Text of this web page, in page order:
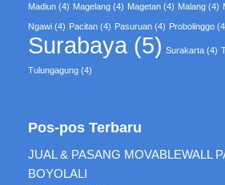
Madiun (4) Magelang (4) Magetan (4) Malang (4)
Ngawi (4) Pacitan (4) Pasuruan (4) Probolinggo
Surabaya (5) Surakarta (4)
Tulungagung (4)
Pos-pos Terbaru
JUAL & PASANG MOVABLEWALL
BOYOLALI